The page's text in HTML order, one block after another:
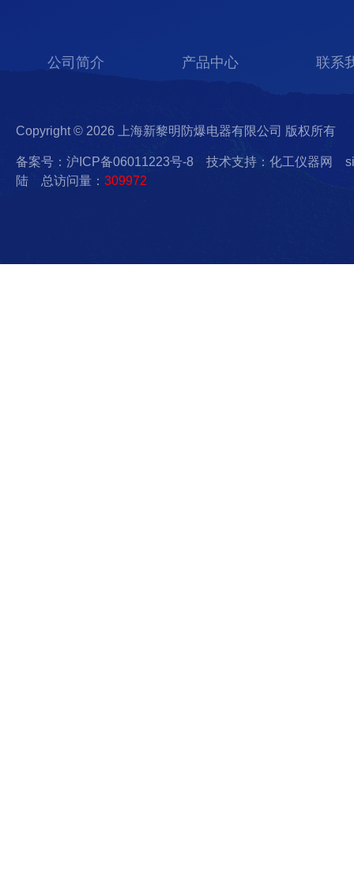
公司简介 产品中心 联系
Copyright © 2026 上海新黎明防爆电器有限公司 版权所有
备案号：沪ICP备06011223号-8 技术支持：化工仪器网
陆 总访问量： 309972